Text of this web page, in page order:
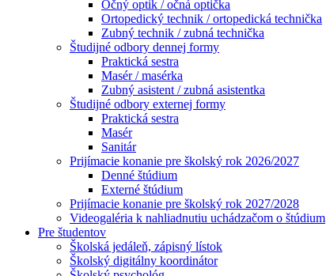
Očný optik / očná optička
Ortopedický technik / ortopedická technička
Zubný technik / zubná technička
Študijné odbory dennej formy
Praktická sestra
Masér / masérka
Zubný asistent / zubná asistentka
Študijné odbory externej formy
Praktická sestra
Masér
Sanitár
Prijímacie konanie pre školský rok 2026/2027
Denné štúdium
Externé štúdium
Prijímacie konanie pre školský rok 2027/2028
Videogaléria k nahliadnutiu uchádzačom o štúdium
Pre študentov
Školská jedáleň, zápisný lístok
Školský digitálny koordinátor